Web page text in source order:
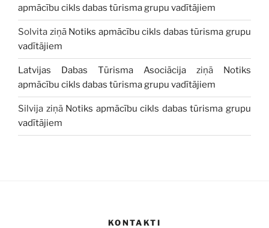
apmācību cikls dabas tūrisma grupu vadītājiem
Solvita ziņā Notiks apmācību cikls dabas tūrisma grupu
vadītājiem
Latvijas Dabas Tūrisma Asociācija ziņā
Notiks
apmācību cikls dabas tūrisma grupu vadītājiem
Silvija ziņā Notiks apmācību cikls dabas tūrisma grupu
vadītājiem
KONTAKTI